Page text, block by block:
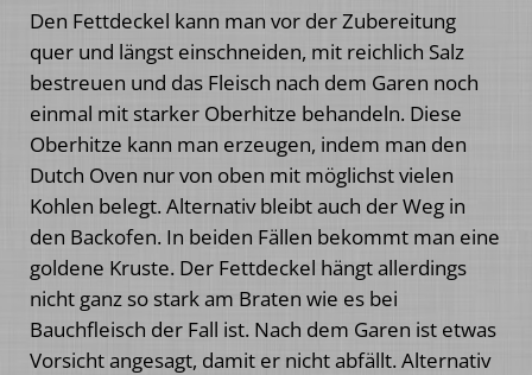
Den Fettdeckel kann man vor der Zubereitung
quer und längst einschneiden, mit reichlich Salz
bestreuen und das Fleisch nach dem Garen noch
einmal mit starker Oberhitze behandeln. Diese
Oberhitze kann man erzeugen, indem man den
Dutch Oven nur von oben mit möglichst vielen
Kohlen belegt. Alternativ bleibt auch der Weg in
den Backofen. In beiden Fällen bekommt man eine
goldene Kruste. Der Fettdeckel hängt allerdings
nicht ganz so stark am Braten wie es bei
Bauchfleisch der Fall ist. Nach dem Garen ist etwas
Vorsicht angesagt, damit er nicht abfällt. Alternativ